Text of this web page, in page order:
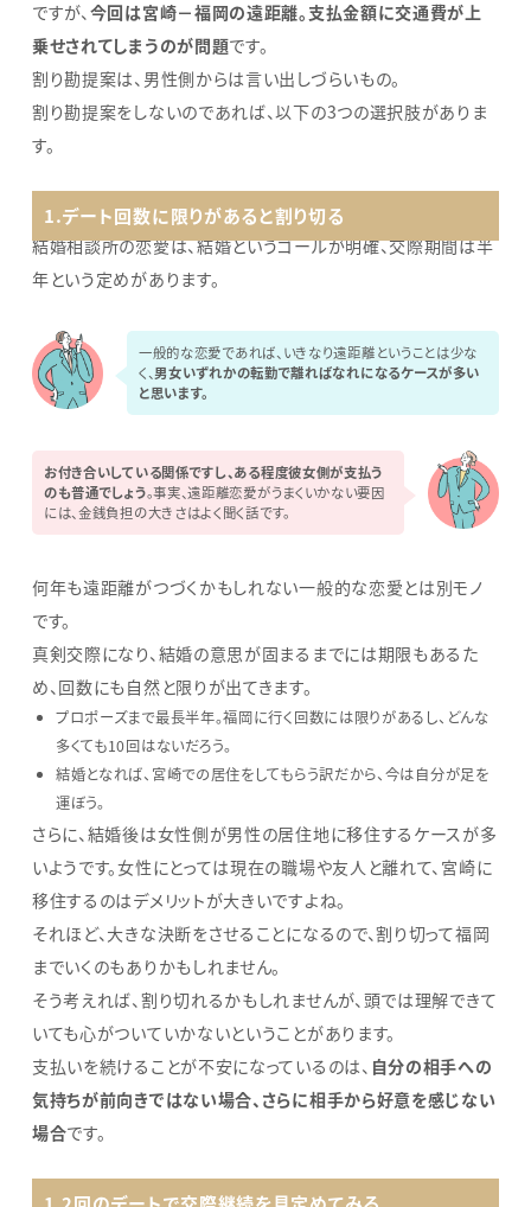
ですが、 今回は宮崎－福岡の遠距離。支払金額に交通費が上
乗せされてしまうのが問題です。
割り勘提案は、男性側からは言い出しづらいもの。
割り勘提案をしないのであれば、以下の3つの選択肢がありま
す。
1.デート回数に限りがあると割り切る
結婚相談所の恋愛は、結婚というゴールが明確、交際期間は半
年という定めがあります。
一般的な恋愛であれば、いきなり遠距離ということは少な
く、男女いずれかの転勤で離ればなれになるケースが多い
と思います。
お付き合いしている関係ですし、ある程度彼女側が支払う
のも普通でしょう。事実、遠距離恋愛がうまくいかない要因
には、金銭負担の大きさはよく聞く話です。
何年も遠距離がつづくかもしれない一般的な恋愛とは別モノ
です。
真剣交際になり、結婚の意思が固まるまでには期限もあるた
め、回数にも自然と限りが出てきます。
プロポーズまで最長半年。福岡に行く回数には限りがあるし、どんな
多くても10回はないだろう。
結婚となれば、宮崎での居住をしてもらう訳だから、今は自分が足を
運ぼう。
さらに、結婚後は女性側が男性の居住地に移住するケースが多
いようです。女性にとっては現在の職場や友人と離れて、宮崎に
移住するのはデメリットが大きいですよね。
それほど、大きな決断をさせることになるので、割り切って福岡
までいくのもありかもしれません。
そう考えれば、割り切れるかもしれませんが、頭では理解できて
いても心がついていかないということがあります。
支払いを続けることが不安になっているのは、 自分の相手への
気持ちが前向きではない場合、さらに相手から好意を感じない
場合です。